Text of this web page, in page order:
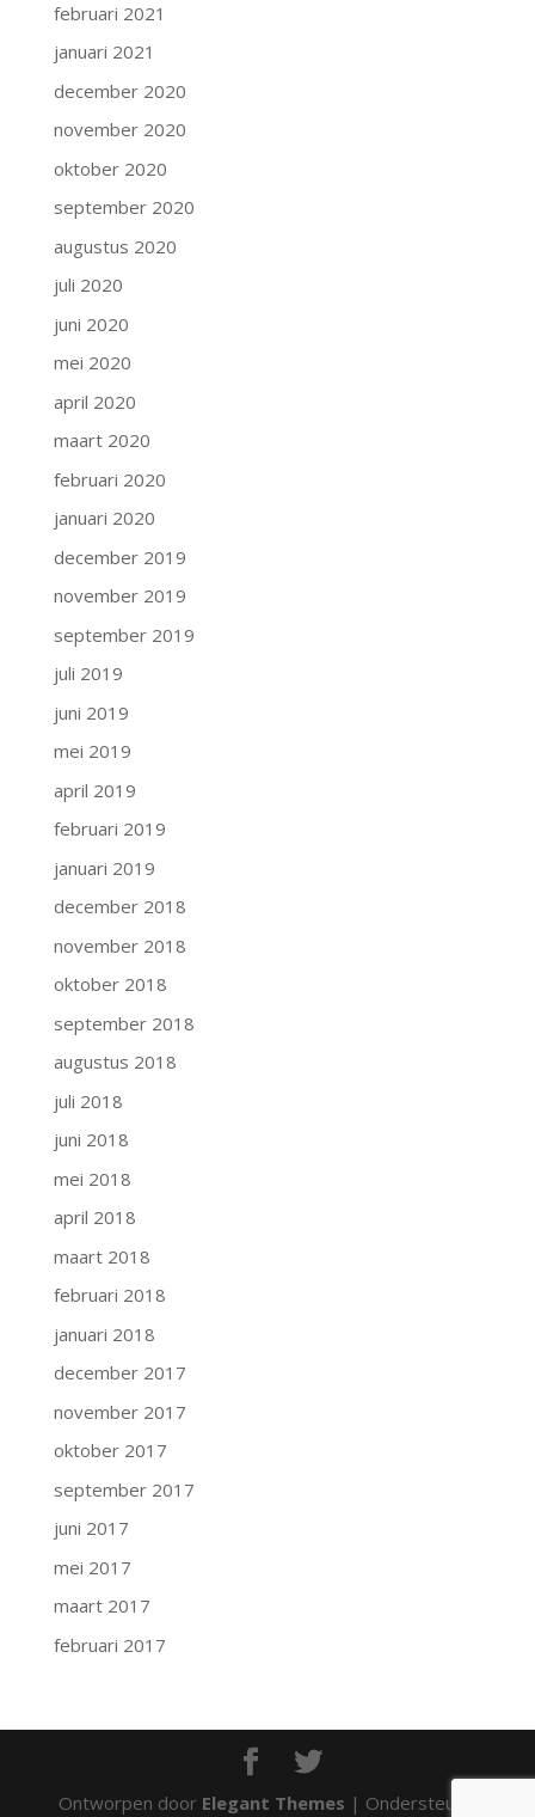
februari 2021
januari 2021
december 2020
november 2020
oktober 2020
september 2020
augustus 2020
juli 2020
juni 2020
mei 2020
april 2020
maart 2020
februari 2020
januari 2020
december 2019
november 2019
september 2019
juli 2019
juni 2019
mei 2019
april 2019
februari 2019
januari 2019
december 2018
november 2018
oktober 2018
september 2018
augustus 2018
juli 2018
juni 2018
mei 2018
april 2018
maart 2018
februari 2018
januari 2018
december 2017
november 2017
oktober 2017
september 2017
juni 2017
mei 2017
maart 2017
februari 2017
Ontworpen door Elegant Themes | Ondersteund